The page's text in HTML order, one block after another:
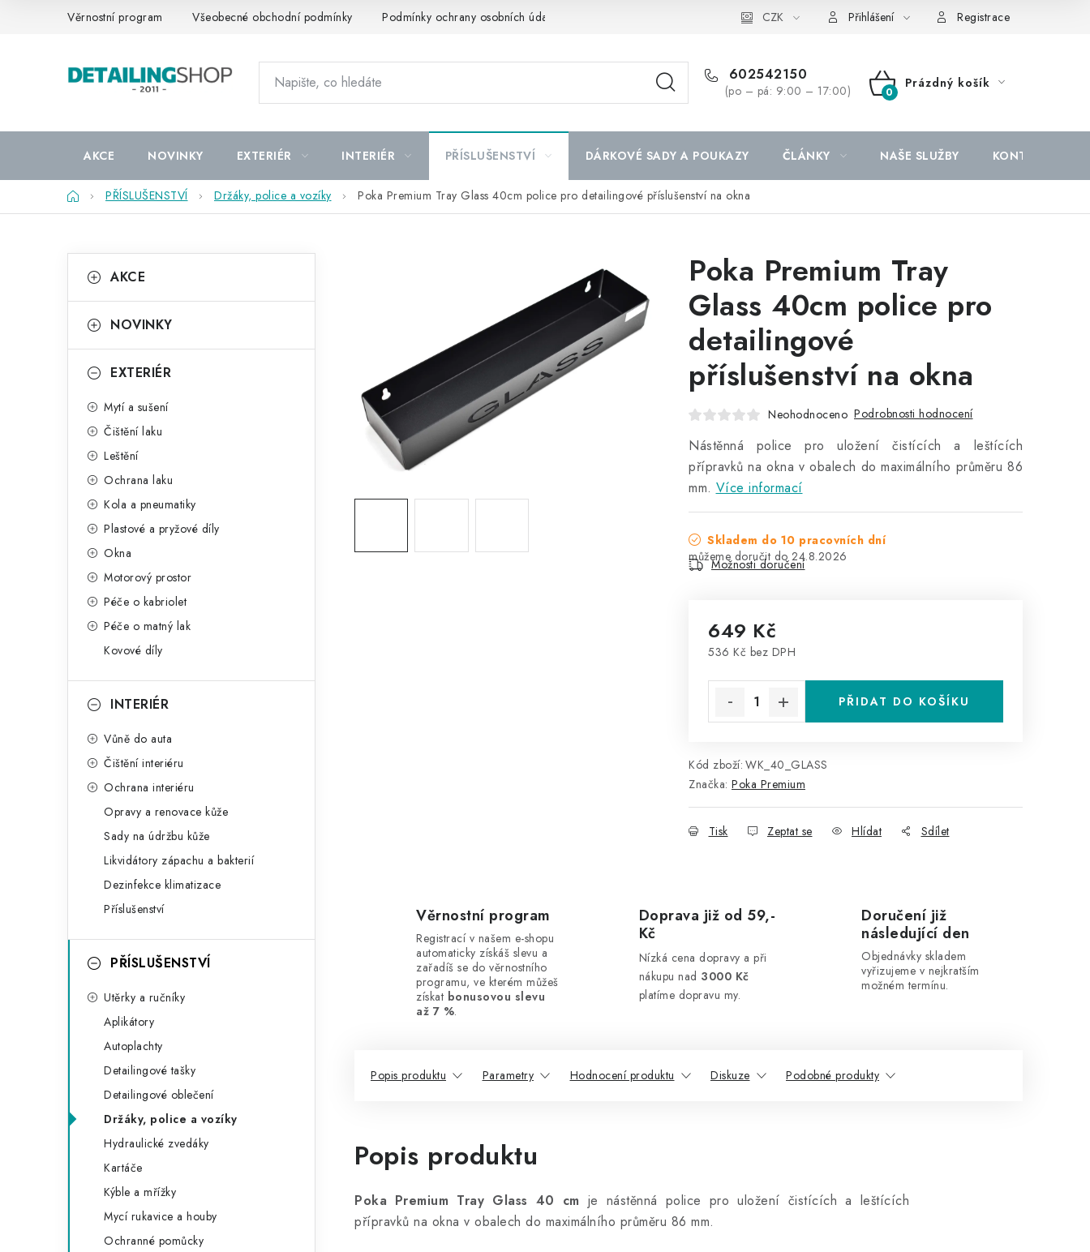
Věrnostní program Všeobecné obchodní podmínky Podmínky ochrany osobních údajů CZK Přihlášení Registrace
602542150
(po – pá: 9:00 – 17:00)
NÁKUPNÍ
Prázdný košík
AKCE NOVINKY EXTERIÉR INTERIÉR PŘÍSLUŠENSTVÍ DÁRKOVÉ SADY A POUKAZY ČLÁNKY NAŠE SLUŽBY KONTAKTY
DomůPŘÍSLUŠENSTVÍ Držáky, police a vozíky Poka Premium Tray Glass 40cm police pro detailingové příslušenství na okna
o
t
kategorie
a
e
AKCE
NOVINKY
EXTERIÉR
Mytí a sušení
Čištění laku
Leštění
Ochrana laku
Kola a pneumatiky
Plastové a pryžové díly
Okna
Motorový prostor
Péče o kabriolet
Péče o matný lak
Kovové díly
INTERIÉR
Vůně do auta
Čištění interiéru
Ochrana interiéru
Opravy a renovace kůže
Sady na údržbu kůže
Likvidátory zápachu a bakterií
Dezinfekce klimatizace
Příslušenství
PŘÍSLUŠENSTVÍ
Utěrky a ručníky
Aplikátory
Autoplachty
Detailingové tašky
Detailingové oblečení
Držáky, police a vozíky
Hydraulické zvedáky
Kartáče
Kýble a mřížky
Mycí rukavice a houby
Ochranné pomůcky
Poka Premium Tray
Glass 40cm police pro
detailingové
příslušenství na okna
Neohodnoceno Podrobnosti hodnocení
Nástěnná police pro uložení čistících a leštících
přípravků na okna v obalech do maximálního průměru 86
mm. Více informací
Skladem do 10 pracovních dní
24.8.2026
Možnosti doručení
649 Kč
536 Kč bez DPH
PŘIDAT DO KOŠÍKU
Kód zboží: WK_40_GLASS
Značka: Poka Premium
Tisk Zeptat se Hlídat Sdílet
Věrnostní program
Registrací v našem e-shopu
automaticky získáš slevu a
zařadíš se do věrnostního
programu, ve kterém můžeš
získat bonusovou slevu
až 7 %.
Doprava již od 59,-
Kč
Nízká cena dopravy a při
nákupu nad 3000 Kč
platíme dopravu my.
Doručení již
následující den
Objednávky skladem
vyřizujeme v nejkratším
možném termínu.
Popis produktu Parametry Hodnocení produktu Diskuze Podobné produkty
Popis produktu
Poka Premium Tray Glass 40 cm je nástěnná police pro uložení čistících a leštících
přípravků na okna v obalech do maximálního průměru 86 mm.